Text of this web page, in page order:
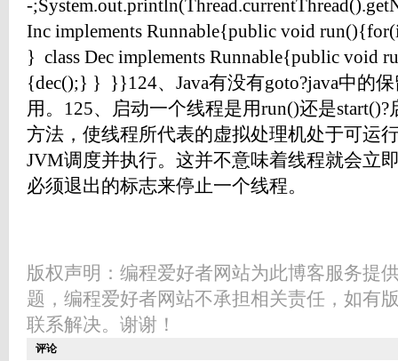
-
Inc implements Runnable{public void
} class Dec implements Runnable{public void
{dec();} } }}124、Java有没有goto?java中的
用。125、启动一个线程是用run()还是
方法，使线程所代表的虚拟处理机处于可运
JVM调度并执行。这并不意味着线程就会立
必须退出的标志来停止一个线程。
版权声明：编程爱好者网站为此博客服务提
题，编程爱好者网站不承担相关责任，如有
联系解决。谢谢！
评论